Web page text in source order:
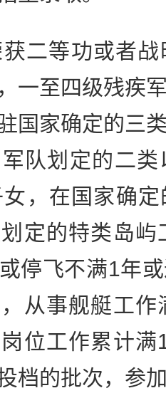
等功或者战
一至四级残疾
国家确定的三
队划定的二
，在国家确
定的特类岛
停飞不满1年
从事舰艇工
位工作累计
档的批次，参